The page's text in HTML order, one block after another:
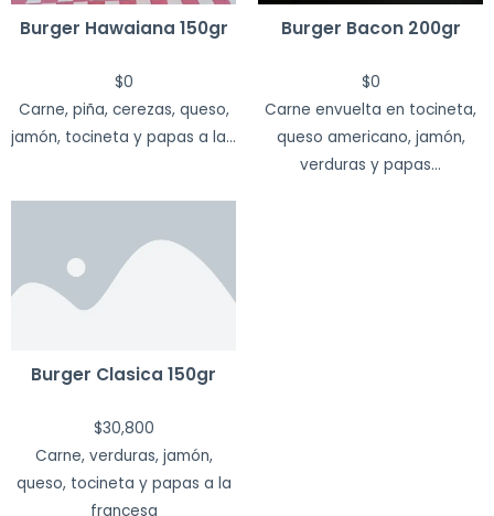
Burger Hawaiana 150gr
$0
Carne, piña, cerezas, queso,
jamón, tocineta y papas a la...
Burger Bacon 200gr
$0
Carne envuelta en tocineta,
queso americano, jamón,
verduras y papas...
Burger Clasica 150gr
$30,800
Carne, verduras, jamón,
queso, tocineta y papas a la
francesa